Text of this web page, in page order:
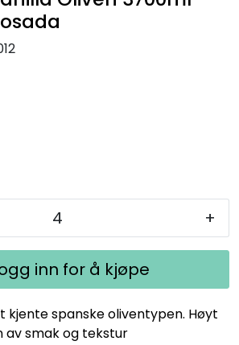
+
inn for å kjøpe
kjente spanske oliventypen. Høyt
smak og tekstur